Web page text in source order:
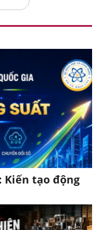
Kiến tạo động